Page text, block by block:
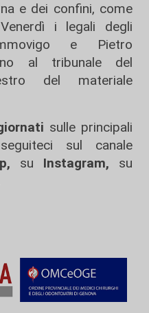
e dei confini, come
i legali degli
e Pietro
al tribunale del
del materiale
sulle principali
sul canale
su Instagram, su